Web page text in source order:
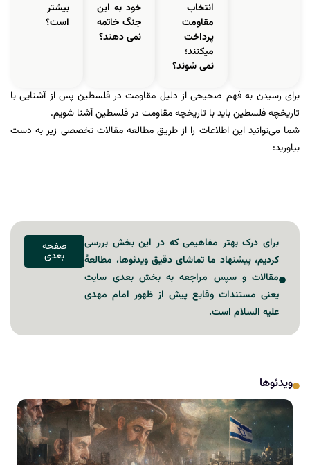
انتخاب
مقاومت
پرداخت
میکنند؛
نمی شوند؟
خود به این
جنگ خاتمه
نمی دهند؟
بیشتر
است؟
برای رسیدن به فهم صحیحی از دلیل مقاومت در فلسطین پس از آشنایی با
تاریخچه فلسطین باید با تاریخچه مقاومت در فلسطین آشنا شویم.
شما می‌توانید این اطلاعات را از طریق مطالعه مقالات تخصصی زیر به دست
بیاورید:
برای درک بهتر مفاهیمی که در این بخش بررسی
کردیم، پیشنهاد ما تماشای دقیق ویدئوها، مطالعۀ
مقالات و سپس مراجعه به بخش بعدی سایت
یعنی مستندات وقایع پیش از ظهور امام مهدی
علیه السلام است.
صفحه
بعدی
ویدئوها